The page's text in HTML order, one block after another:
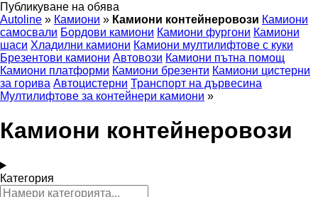
Публикуване на обява
Autoline » Камиони » Камиони контейнеровози Камиони
самосвали Бордови камиони Камиони фургони Камиони
шаси Хладилни камиони Камиони мултилифтове с куки
Брезентови камиони Автовози Камиони пътна помощ
Камиони платформи Камиони брезенти Камиони цистерни
за горива Автоцистерни Транспорт на дървесина
Мултилифтове за контейнери камиони »
Камиони контейнеровози
Категория